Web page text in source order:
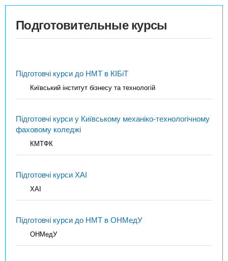
Подготовительные курсы
Підготовчі курси до НМТ в КІБіТ
Київський інститут бізнесу та технологій
Підготовчі курси у Київському механіко-технологічному
фаховому коледжі
КМТФК
Підготовчі курси ХАІ
ХАІ
Підготовчі курси до НМТ в ОНМедУ
ОНМедУ